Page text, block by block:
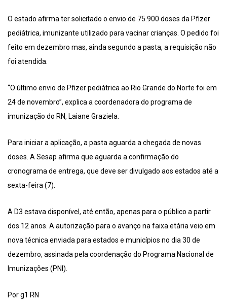
O estado afirma ter solicitado o envio de 75.900 doses da Pfizer
pediátrica, imunizante utilizado para vacinar crianças. O pedido foi
feito em dezembro mas, ainda segundo a pasta, a requisição não
foi atendida.
“O último envio de Pfizer pediátrica ao Rio Grande do Norte foi em
24 de novembro”, explica a coordenadora do programa de
imunização do RN, Laiane Graziela.
Para iniciar a aplicação, a pasta aguarda a chegada de novas
doses. A Sesap afirma que aguarda a confirmação do
cronograma de entrega, que deve ser divulgado aos estados até a
sexta-feira (7).
A D3 estava disponível, até então, apenas para o público a partir
dos 12 anos. A autorização para o avanço na faixa etária veio em
nova técnica enviada para estados e municípios no dia 30 de
dezembro, assinada pela coordenação do Programa Nacional de
Imunizações (PNI).
Por g1 RN